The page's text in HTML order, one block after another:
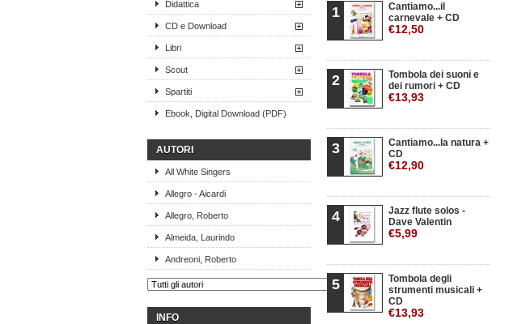
Didattica
CD e Download
Libri
Scout
Spartiti
Ebook, Digital Download (PDF)
AUTORI
All White Singers
Allegro - Aicardi
Allegro, Roberto
Almeida, Laurindo
Andreoni, Roberto
INFO
1
Cantiamo...il
carnevale + CD
€12,50
2
Tombola dei suoni e
dei rumori + CD
€13,93
3
Cantiamo...la natura +
CD
€12,90
4
Jazz flute solos -
Dave Valentin
€5,99
5
Tombola degli
strumenti musicali +
CD
€13,93